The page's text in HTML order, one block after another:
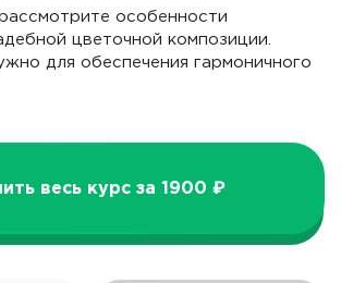
особенности
цветочной композиции.
для обеспечения гармоничного
весь курс за 1900 ₽